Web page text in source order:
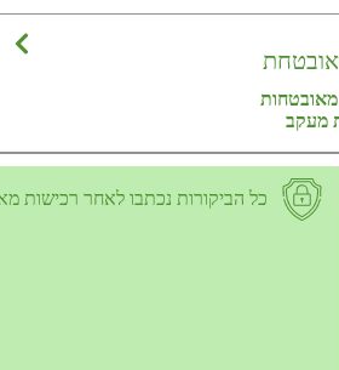
מעקב
כל הביקורות נכתבו לאחר רכישות